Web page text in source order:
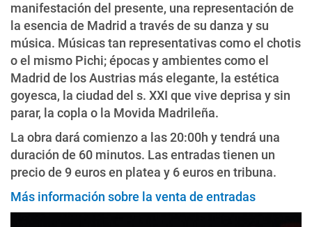
manifestación del presente, una representación de
la esencia de Madrid a través de su danza y su
música. Músicas tan representativas como el chotis
o el mismo Pichi; épocas y ambientes como el
Madrid de los Austrias más elegante, la estética
goyesca, la ciudad del s. XXI que vive deprisa y sin
parar, la copla o la Movida Madrileña.
La obra dará comienzo a las 20:00h y tendrá una
duración de 60 minutos. Las entradas tienen un
precio de 9 euros en platea y 6 euros en tribuna.
Más información sobre la venta de entradas